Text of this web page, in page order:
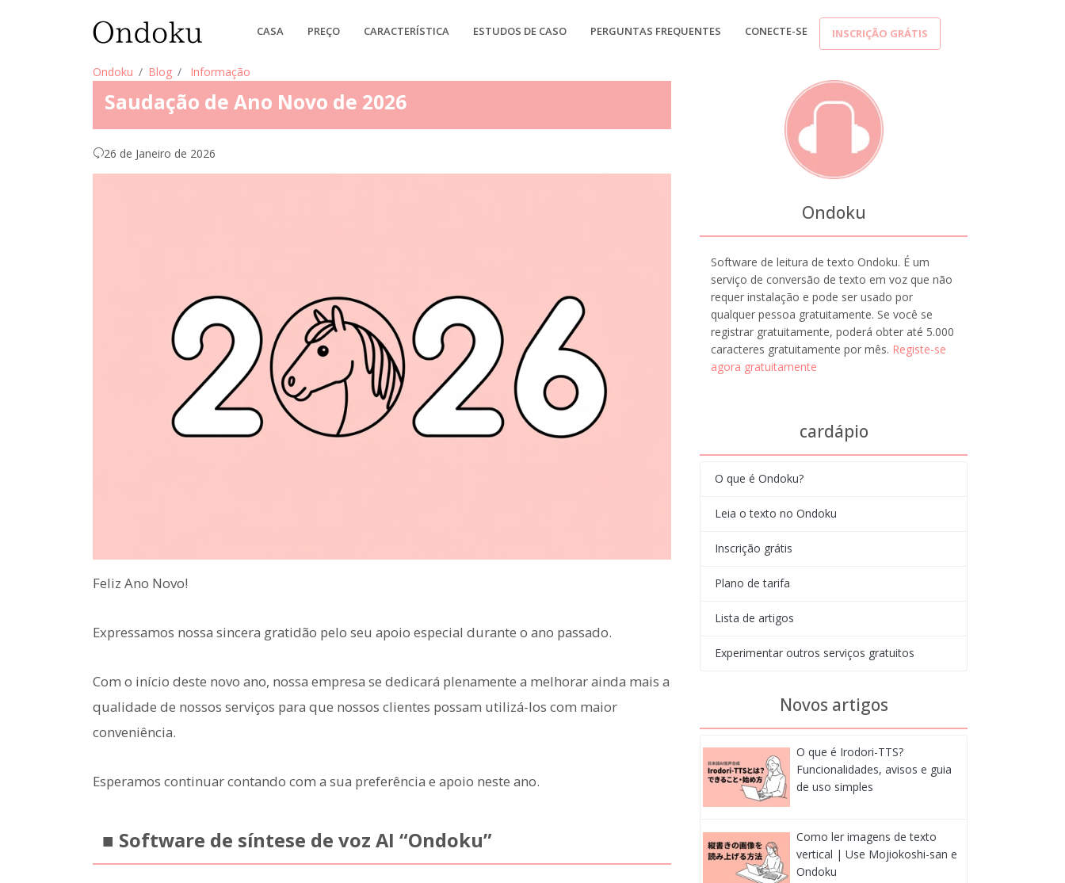
CASA PREÇO CARACTERÍSTICA ESTUDOS DE CASO PERGUNTAS FREQUENTES CONECTE-SE INSCRIÇÃO GRÁTIS
Ondoku Blog Informação
Saudação de Ano Novo de 2026
26 de Janeiro de 2026
Feliz Ano Novo!
Expressamos nossa sincera gratidão pelo seu apoio especial durante o ano passado.
Com o início deste novo ano, nossa empresa se dedicará plenamente a melhorar ainda mais a
qualidade de nossos serviços para que nossos clientes possam utilizá-los com maior
conveniência.
Esperamos continuar contando com a sua preferência e apoio neste ano.
■ Software de síntese de voz AI “Ondoku”
Ondoku
Software de leitura de texto Ondoku. É um
serviço de conversão de texto em voz que não
requer instalação e pode ser usado por
qualquer pessoa gratuitamente. Se você se
registrar gratuitamente, poderá obter até 5.000
caracteres gratuitamente por mês. Registe-se
agora gratuitamente
cardápio
O que é Ondoku?
Leia o texto no Ondoku
Inscrição grátis
Plano de tarifa
Lista de artigos
Experimentar outros serviços gratuitos
Novos artigos
O que é Irodori-TTS?
Funcionalidades, avisos e guia
de uso simples
Como ler imagens de texto
vertical | Use Mojiokoshi-san e
Ondoku